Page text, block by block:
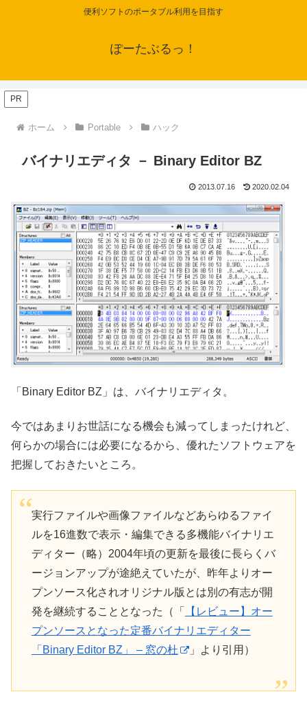
便利ソフトのポータブル利用を目指す
ぽーたぶるっ！
PR
ホーム Portable ハック
バイナリエディタ － Binary Editor BZ
2013.07.16 2020.02.04
「Binary Editor BZ」は、バイナリエディタ。
今ではあまりお世話になる機会も減ってしまったけれど、
何らかの場合には必要になるから、優れたソフトウェアを
把握しておきたいところ。
実行ファイルや画像ファイルなどあらゆるファイ
ルを16進数で表示・編集できる多機能バイナリエ
ディター（略）2004年頃の更新を最後に長らくバ
ージョンアップが途絶えていたが、昨年よりオー
プンソース化されオリジナル版とは別の有志が開
発を継続することとなった（「
【レビュー】オー
プンソースとなった定番バイナリエディター
「Binary Editor BZ」 – 窓の杜
」より引用）